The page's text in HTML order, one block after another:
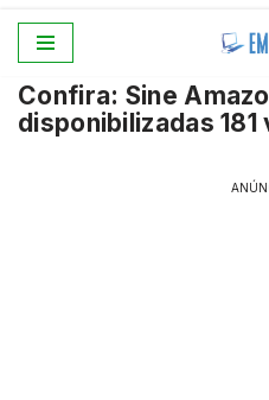
para
o
Confira: Sine
disponibilizadas